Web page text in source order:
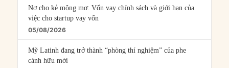
Nợ cho kẻ mộng mơ: Vốn vay chính sách và giới hạn của
việc cho startup vay vốn
05/08/2026
Mỹ Latinh đang trở thành “phòng thí nghiệm” của phe
cánh hữu mới